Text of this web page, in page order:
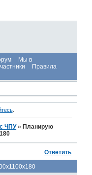
Мы в
Правила
.
ЧПУ » Планирую
Ответить